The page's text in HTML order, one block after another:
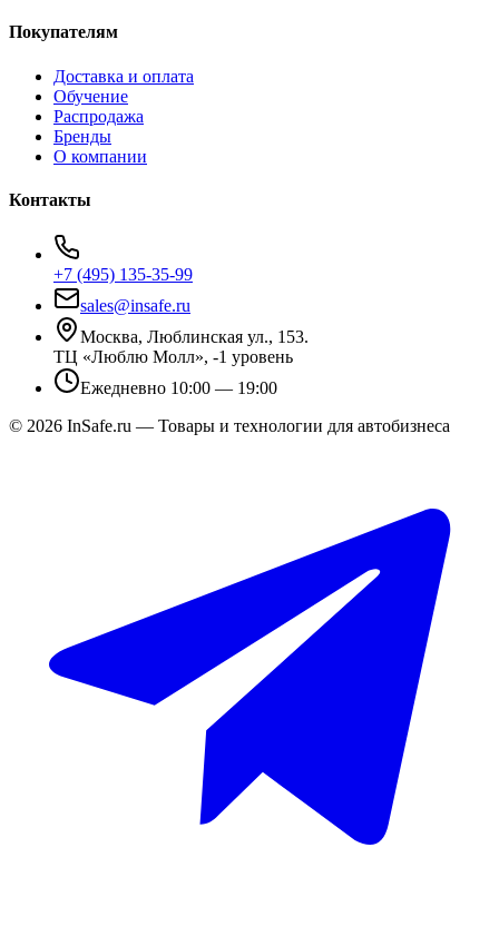
Покупателям
Доставка и оплата
Обучение
Распродажа
Бренды
О компании
Контакты
+7 (495) 135-35-99
sales@insafe.ru
Москва, Люблинская ул., 153.
ТЦ «Люблю Молл», -1 уровень
Ежедневно 10:00 — 19:00
© 2026 InSafe.ru — Товары и технологии для автобизнеса